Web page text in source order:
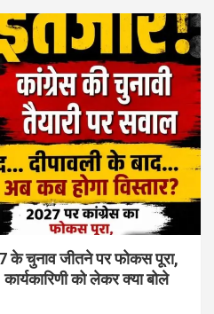
के चुनाव जीतने पर फोकस पूरा,
को लेकर क्या बोले